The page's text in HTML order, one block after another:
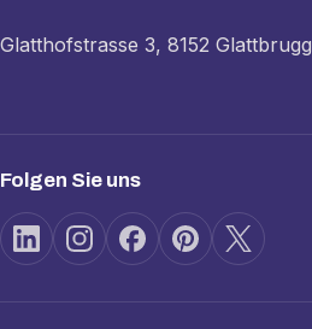
Glatthofstrasse 3, 8152 Glattbrugg
Folgen Sie uns